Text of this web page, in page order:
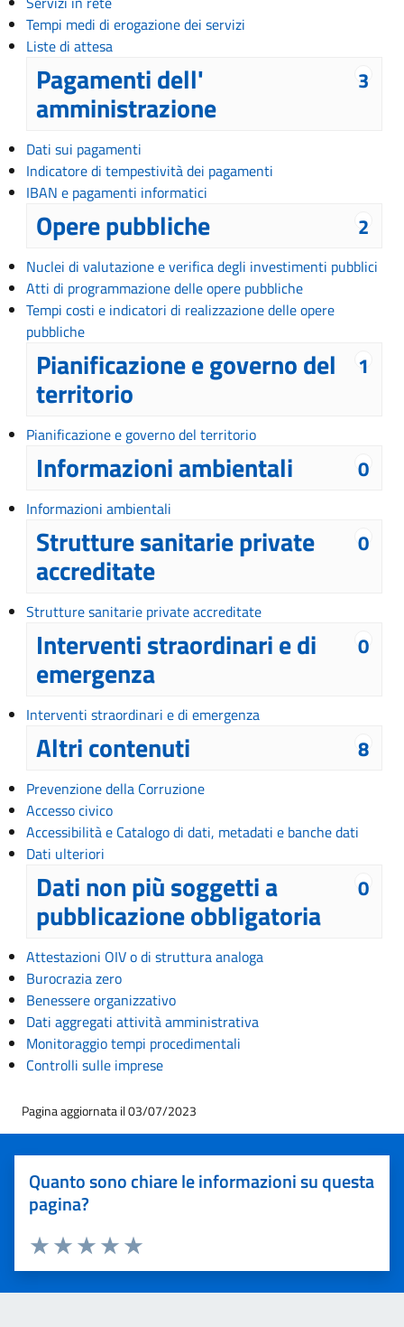
Tempi medi di erogazione dei servizi
Liste di attesa
3
Pagamenti dell'
amministrazione
Dati sui pagamenti
Indicatore di tempestività dei pagamenti
IBAN e pagamenti informatici
2
Opere pubbliche
Nuclei di valutazione e verifica degli investimenti pubblici
Atti di programmazione delle opere pubbliche
Tempi costi e indicatori di realizzazione delle opere
pubbliche
1
Pianificazione e governo del
territorio
Pianificazione e governo del territorio
0
Informazioni ambientali
Informazioni ambientali
0
Strutture sanitarie private
accreditate
Strutture sanitarie private accreditate
0
Interventi straordinari e di
emergenza
Interventi straordinari e di emergenza
8
Altri contenuti
Prevenzione della Corruzione
Accesso civico
Accessibilità e Catalogo di dati, metadati e banche dati
Dati ulteriori
0
Dati non più soggetti a
pubblicazione obbligatoria
Attestazioni OIV o di struttura analoga
Burocrazia zero
Benessere organizzativo
Dati aggregati attività amministrativa
Monitoraggio tempi procedimentali
Controlli sulle imprese
Pagina aggiornata il 03/07/2023
Quanto sono chiare le informazioni su questa
pagina?
Valuta 5 stelle su 5
Valuta 4 stelle su 5
Valuta 3 stelle su 5
Valuta 2 stelle su 5
Valuta 1 stelle su 5